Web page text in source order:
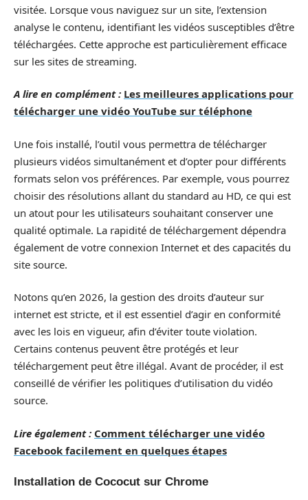
visitée. Lorsque vous naviguez sur un site, l’extension
analyse le contenu, identifiant les vidéos susceptibles d’être
téléchargées. Cette approche est particulièrement efficace
sur les sites de streaming.
A lire en complément : Les meilleures applications pour
télécharger une vidéo YouTube sur téléphone
Une fois installé, l’outil vous permettra de télécharger
plusieurs vidéos simultanément et d’opter pour différents
formats selon vos préférences. Par exemple, vous pourrez
choisir des résolutions allant du standard au HD, ce qui est
un atout pour les utilisateurs souhaitant conserver une
qualité optimale. La rapidité de téléchargement dépendra
également de votre connexion Internet et des capacités du
site source.
Notons qu’en 2026, la gestion des droits d’auteur sur
internet est stricte, et il est essentiel d’agir en conformité
avec les lois en vigueur, afin d’éviter toute violation.
Certains contenus peuvent être protégés et leur
téléchargement peut être illégal. Avant de procéder, il est
conseillé de vérifier les politiques d’utilisation du vidéo
source.
Lire également : Comment télécharger une vidéo
Facebook facilement en quelques étapes
Installation de Cococut sur Chrome